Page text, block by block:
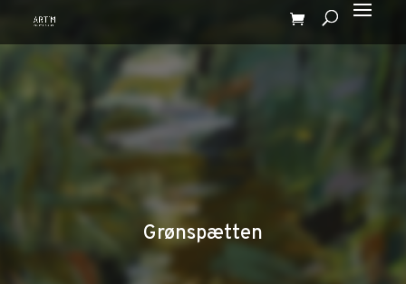
Grønspætten